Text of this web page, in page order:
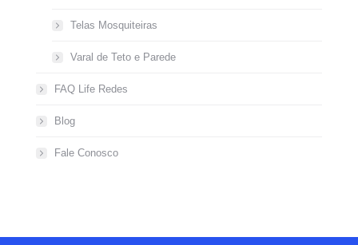
Telas Mosquiteiras
Varal de Teto e Parede
FAQ Life Redes
Blog
Fale Conosco